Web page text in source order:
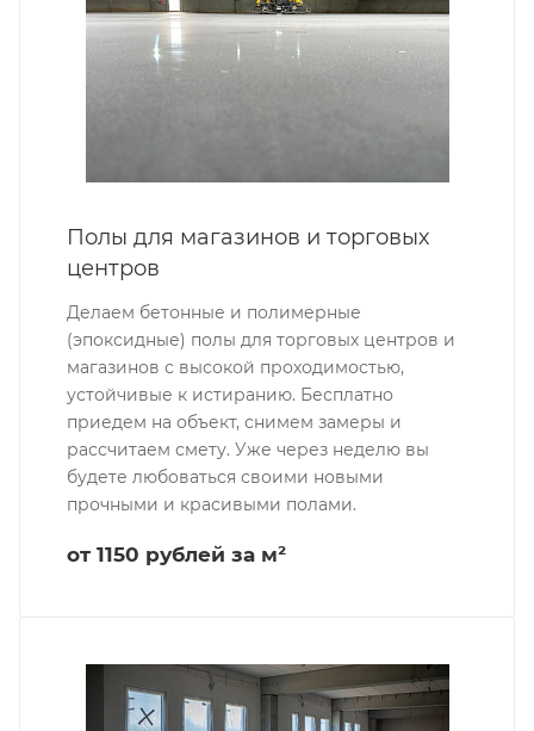
Полы для магазинов и торговых
центров
Делаем бетонные и полимерные
(эпоксидные) полы для торговых центров и
магазинов с высокой проходимостью,
устойчивые к истиранию. Бесплатно
приедем на объект, снимем замеры и
рассчитаем смету. Уже через неделю вы
будете любоваться своими новыми
прочными и красивыми полами.
от 1150 рублей за м²